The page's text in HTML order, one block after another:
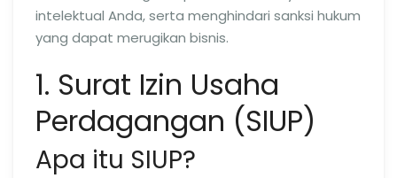
intelektual Anda, serta menghindari sanksi hukum
yang dapat merugikan bisnis.
1. Surat Izin Usaha
Perdagangan (SIUP)
Apa itu SIUP?